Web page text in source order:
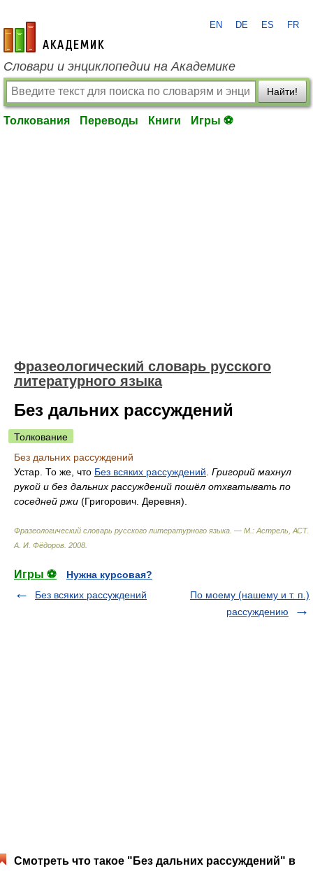
academic.ru
EN DE ES FR
Словари и энциклопедии на Академике
Найти!
Толкования Переводы Книги Игры ⚽
Фразеологический словарь русского
литературного языка
Без дальних рассуждений
Толкование
Без дальних рассуждений
Устар. То же, что Без всяких рассуждений Григорий махнул
рукой и без дальних рассуждений пошёл отхватывать по
соседней ржи (Григорович. Деревня).
Фразеологический словарь русского литературного языка. — М.: Астрель, АСТ.
А. И. Фёдоров 2008
Игры ⚽
Нужна курсовая?
Без всяких рассуждений
По моему (нашему и т. п.)
рассуждению
Смотреть что такое "Без дальних рассуждений" в